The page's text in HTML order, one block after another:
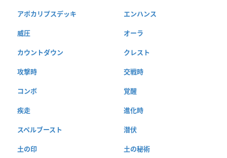
アポカリプスデッキ エンハンス
威圧 オーラ
カウントダウン クレスト
攻撃時 交戦時
コンボ 覚醒
疾走 進化時
スペルブースト 潜伏
土の印 土の秘術